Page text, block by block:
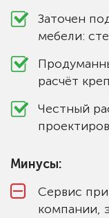
Заточен
мебели:
расчёт
Честный
Минусы:
Сервис
компании,